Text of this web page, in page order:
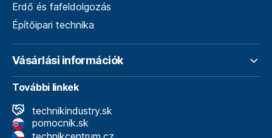
Erdő és fafeldolgozás
Építőipari technika
Vásárlási információk
További linkek
technikindustry.sk
pomocnik.sk